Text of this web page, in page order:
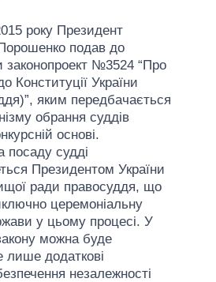
року Президент
подав до
законопроект №3524 “Про
Конституції України
яким передбачається
обрання суддів
основі.
посаду судді
Президентом України
ради правосуддя, що
церемоніальну
у цьому процесі. У
можна буде
лише додаткові
незалежності